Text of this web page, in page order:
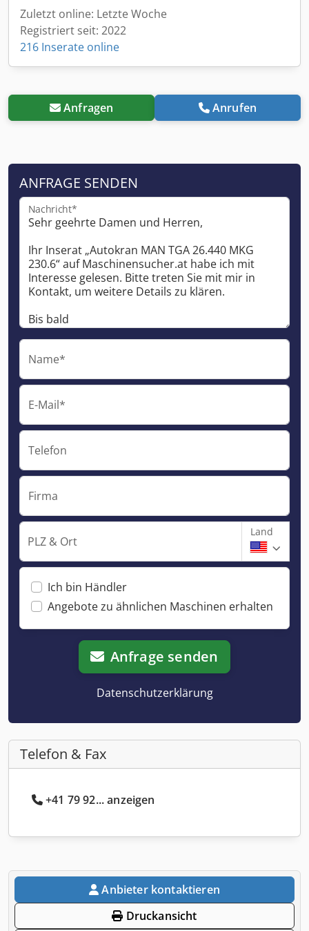
Zuletzt online: Letzte Woche
Registriert seit: 2022
216 Inserate online
Anfragen Anrufen
ANFRAGE SENDEN
Nachricht*
Name*
E-Mail*
Telefon
Firma
PLZ & Ort
Land
Ich bin Händler
Angebote zu ähnlichen Maschinen erhalten
Anfrage senden
Datenschutzerklärung
Telefon & Fax
+41 79 92... anzeigen
Anbieter kontaktieren
Druckansicht